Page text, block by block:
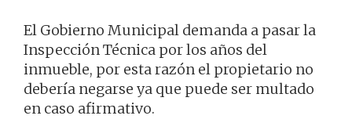
El Gobierno Municipal demanda a pasar la
Inspección Técnica por los años del
inmueble, por esta razón el propietario no
debería negarse ya que puede ser multado
en caso afirmativo.